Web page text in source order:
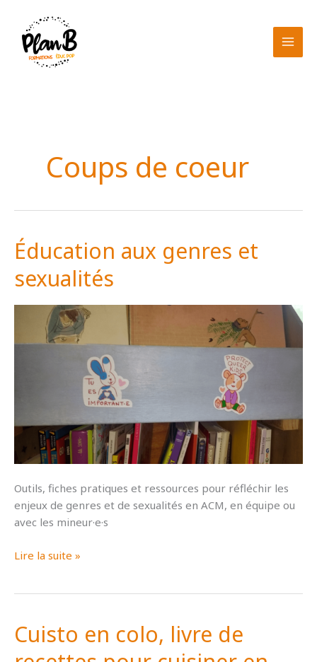
contenu
Coups de coeur
Éducation aux genres et
sexualités
Outils, fiches pratiques et ressources pour réfléchir les
enjeux de genres et de sexualités en ACM, en équipe ou
avec les mineur·e·s
Éducation
Lire la suite »
Cuisto en colo, livre de